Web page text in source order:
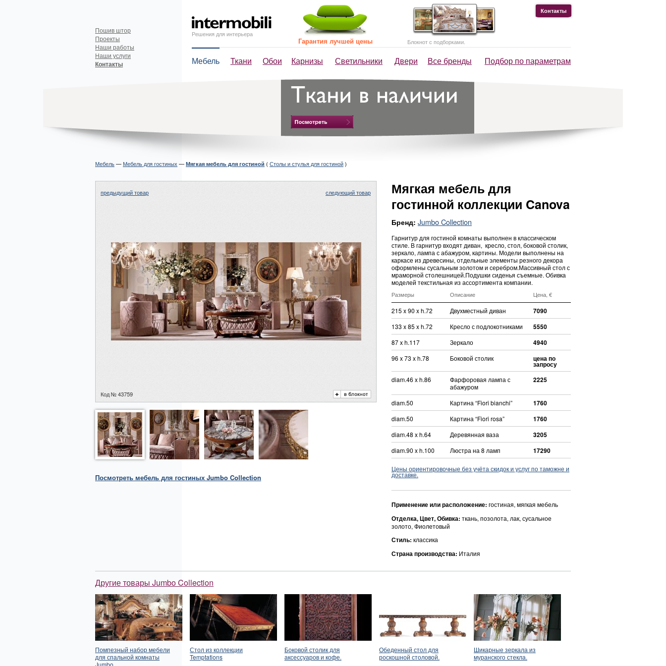
Решения для интерьера
Мебель Ткани Обои Карнизы Светильники Двери Все бренды Подбор по параметрам
Пошив штор
Проекты
Наши работы
Наши услуги
Контакты
Контакты
Гарантия лучшей цены Блокнот с подборками.
Мебель— Мебель для гостиных — Мягкая мебель для гостиной ( Столы и стулья для гостиной)
предыдущий товар следующий товар
Код № 43759
Посмотреть мебель для гостиных Jumbo Collection
Мягкая мебель для
гостинной коллекции Canova
Бренд: Jumbo Collection
Гарнитур для гостиной комнаты выполнен в классическом
стиле. В гарнитур входят диван, кресло, стол, боковой столик,
зеркало, лампа с абажуром, картины. Модели выполнены на
каркасе из древесины, отдельные элементы резного декора
оформлены сусальным золотом и серебром.Массивный стол с
мраморной столешницей.Подушки сиденья съемные. Обивка
моделей текстильная из ассортимента компании.
Размеры Описание Цена, €
215 x 90 x h.72 Двухместный диван 7090
133 x 85 x h.72 Кресло с подлокотниками 5550
87 x h.117 Зеркало 4940
96 x 73 x h.78 Боковой столик цена по
запросу
diam.46 x h.86
Фарфоровая лампа с
абажуром
2225
diam.50 Картина “Fiori bianchi” 1760
diam.50 Картина “Fiori rosa” 1760
diam.48 x h.64 Деревянная ваза 3205
diam.90 x h.100 Люстра на 8 ламп 17290
Цены ориентировочные без учёта скидок и услуг по таможне и
доставке.
Применение или расположение: гостиная, мягкая мебель
Отделка, Цвет, Обивка: ткань, позолота, лак, сусальное
золото, Фиолетовый
Стиль: классика
Страна производства: Италия
Другие товары Jumbo Collection
Помпезный набор мебели
для спальной комнаты
Jumbo.
Стол из коллекции
Temptations
Боковой столик для
аксессуаров и кофе.
Обеденный стол для
роскошной столовой.
Шикарные зеркала из
муранского стекла.